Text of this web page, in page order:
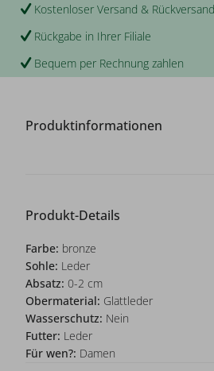
Kostenloser Versand & Rückversand
Rückgabe in Ihrer Filiale
Bequem per Rechnung zahlen
Produktinformationen
Produkt-Details
Farbe: bronze
Sohle: Leder
Absatz: 0-2 cm
Obermaterial: Glattleder
Wasserschutz: Nein
Futter: Leder
Für wen?: Damen